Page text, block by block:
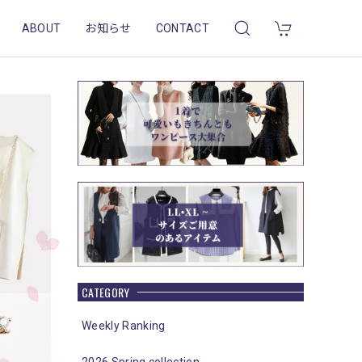
ABOUT お知らせ CONTACT
CATEGORY
Weekly Ranking